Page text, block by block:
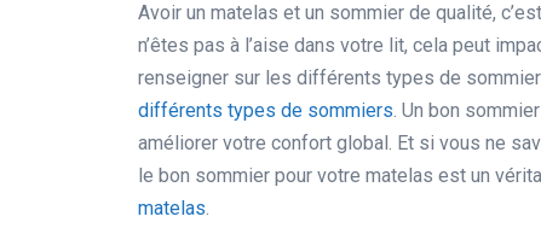
Avoir un matelas et un sommier de qualité,
n’êtes pas à l’aise dans votre lit, cela peut
renseigner sur les différents types de
différents types de sommiers. Un bon
améliorer votre confort global. Et si vous ne
le bon sommier pour votre matelas est un
matelas.